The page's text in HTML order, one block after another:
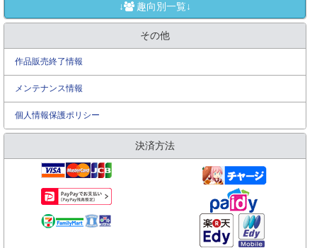
↓ 趣向別一覧↓
その他
作品販売終了情報
メンテナンス情報
個人情報保護ポリシー
決済方法